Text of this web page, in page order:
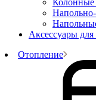
Колонные
Аксессуары
Отопление